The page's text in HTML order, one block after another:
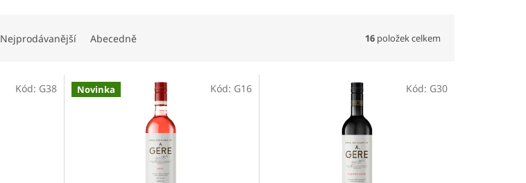
Nejprodávanější Abecedně 16 položek celkem
Kód: G38 Novinka Kód: G16 Kód: G30